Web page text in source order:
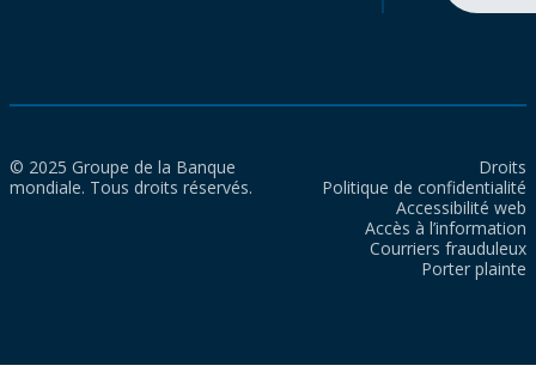
© 2025 Groupe de la Banque
mondiale. Tous droits réservés.
Droits
Politique de confidentialité
Accessibilité web
Accès à l’information
Courriers frauduleux
Porter plainte